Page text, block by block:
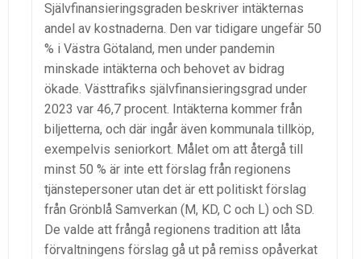
Självfinansieringsgraden beskriver intäkternas
andel av kostnaderna. Den var tidigare ungefär 50
% i Västra Götaland, men under pandemin
minskade intäkterna och behovet av bidrag
ökade. Västtrafiks självfinansieringsgrad under
2023 var 46,7 procent. Intäkterna kommer från
biljetterna, och där ingår även kommunala tillköp,
exempelvis seniorkort. Målet om att återgå till
minst 50 % är inte ett förslag från regionens
tjänstepersoner utan det är ett politiskt förslag
från Grönblå Samverkan (M, KD, C och L) och SD.
De valde att frångå regionens tradition att låta
förvaltningens förslag gå ut på remiss opåverkat